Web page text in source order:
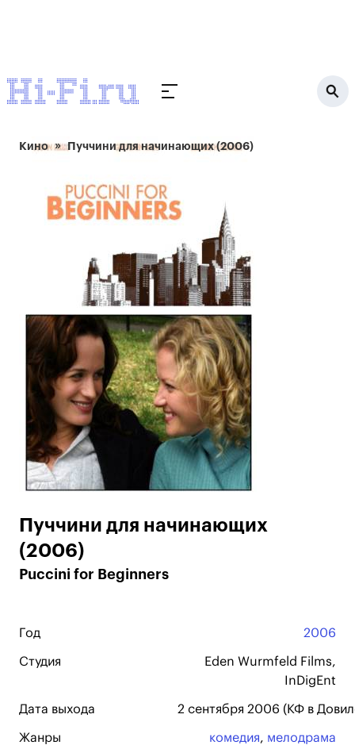
Кино Пуччини для начинающих (2006)
Пуччини для начинающих
(2006)
Puccini for Beginners
Год 2006
Студия
Eden Wurmfeld Films,
InDigEnt
Дата выхода 2 сентября 2006 (КФ в
Жанры комедия, мелодрама